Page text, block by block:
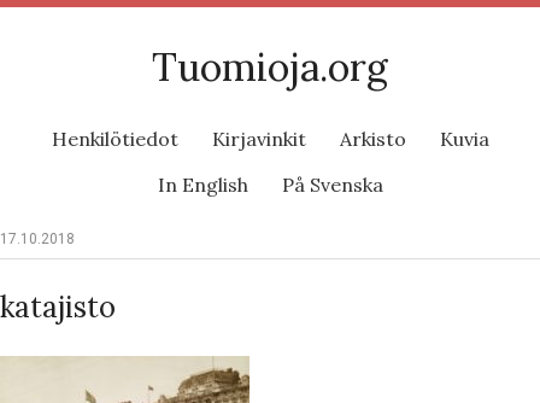
Tuomioja.org
Henkilötiedot Kirjavinkit Arkisto
Kuvia
In English
På Svenska
17.10.2018
katajisto